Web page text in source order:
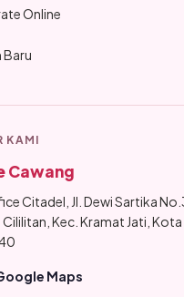
Online
Baru
KAMI
Cawang
Citadel, Jl. Dewi Sartika
Cililitan, Kec. Kramat Jati,
Maps